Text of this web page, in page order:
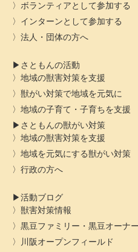
ボランティアとして参加する
インターンとして参加する
法人・団体の方へ
さともんの活動
地域の獣害対策を支援
獣がい対策で地域を元気に
地域の子育て・子育ちを支援
さともんの獣がい対策
地域の獣害対策を支援
地域を元気にする獣がい対策
行政の方へ
活動ブログ
獣害対策情報
黒豆ファミリー・黒豆オーナー
川阪オープンフィールド